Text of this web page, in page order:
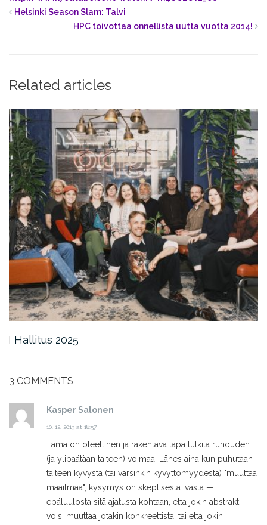
Helsinki Season Slam: Talvi
HPC toivottaa onnellista uutta vuotta 2014!
Related articles
Hallitus 2025
3 COMMENTS
Kasper Salonen
10. 12. 2013 at 18:57
Tämä on oleellinen ja rakentava tapa tulkita runouden
(ja ylipäätään taiteen) voimaa. Lähes aina kun puhutaan
taiteen kyvystä (tai varsinkin kyvyttömyydestä) "muuttaa
maailmaa", kysymys on skeptisestä ivasta —
epäluulosta sitä ajatusta kohtaan, että jokin abstrakti
voisi muuttaa jotakin konkreettista, tai että jokin